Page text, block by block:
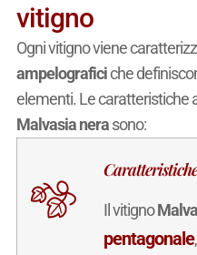
vitigno
Ogni vitigno viene
ampelograficiche
elementi. Le caratteristiche
Malvasia nerasono:
Il vitigno
pentagonale,